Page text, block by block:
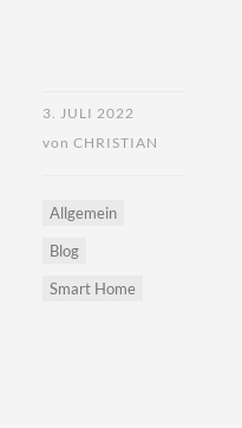
3. JULI 2022
von CHRISTIAN
Allgemein
Blog
Smart Home